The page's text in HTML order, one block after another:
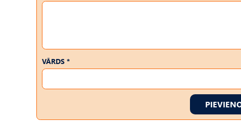
VĀRDS *